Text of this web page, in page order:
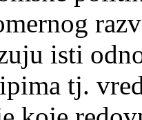
isti
tj.